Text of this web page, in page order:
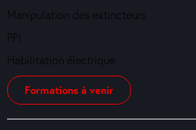
Manipulation des extincteurs
PPI
Habilitation électrique
Formations à venir